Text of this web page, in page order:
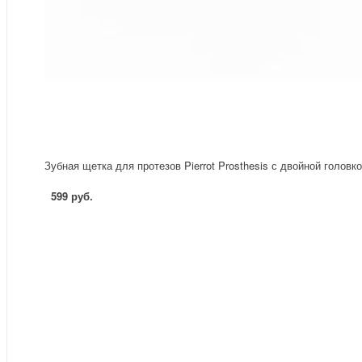
Зубная щетка для протезов Pierrot Prosthesis с двойной
599 руб.